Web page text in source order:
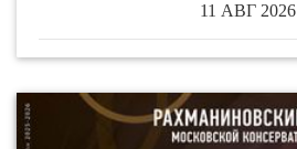
11 АВГ 2026